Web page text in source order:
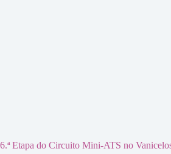
6.ª Etapa do Circuito Mini-ATS no